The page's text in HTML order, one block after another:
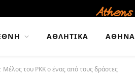
ΑΘΛΗΤΙΚΆ ΑΘΉΝΑ
Μέλος του ΡΚΚ ο ένας από τους δράστες